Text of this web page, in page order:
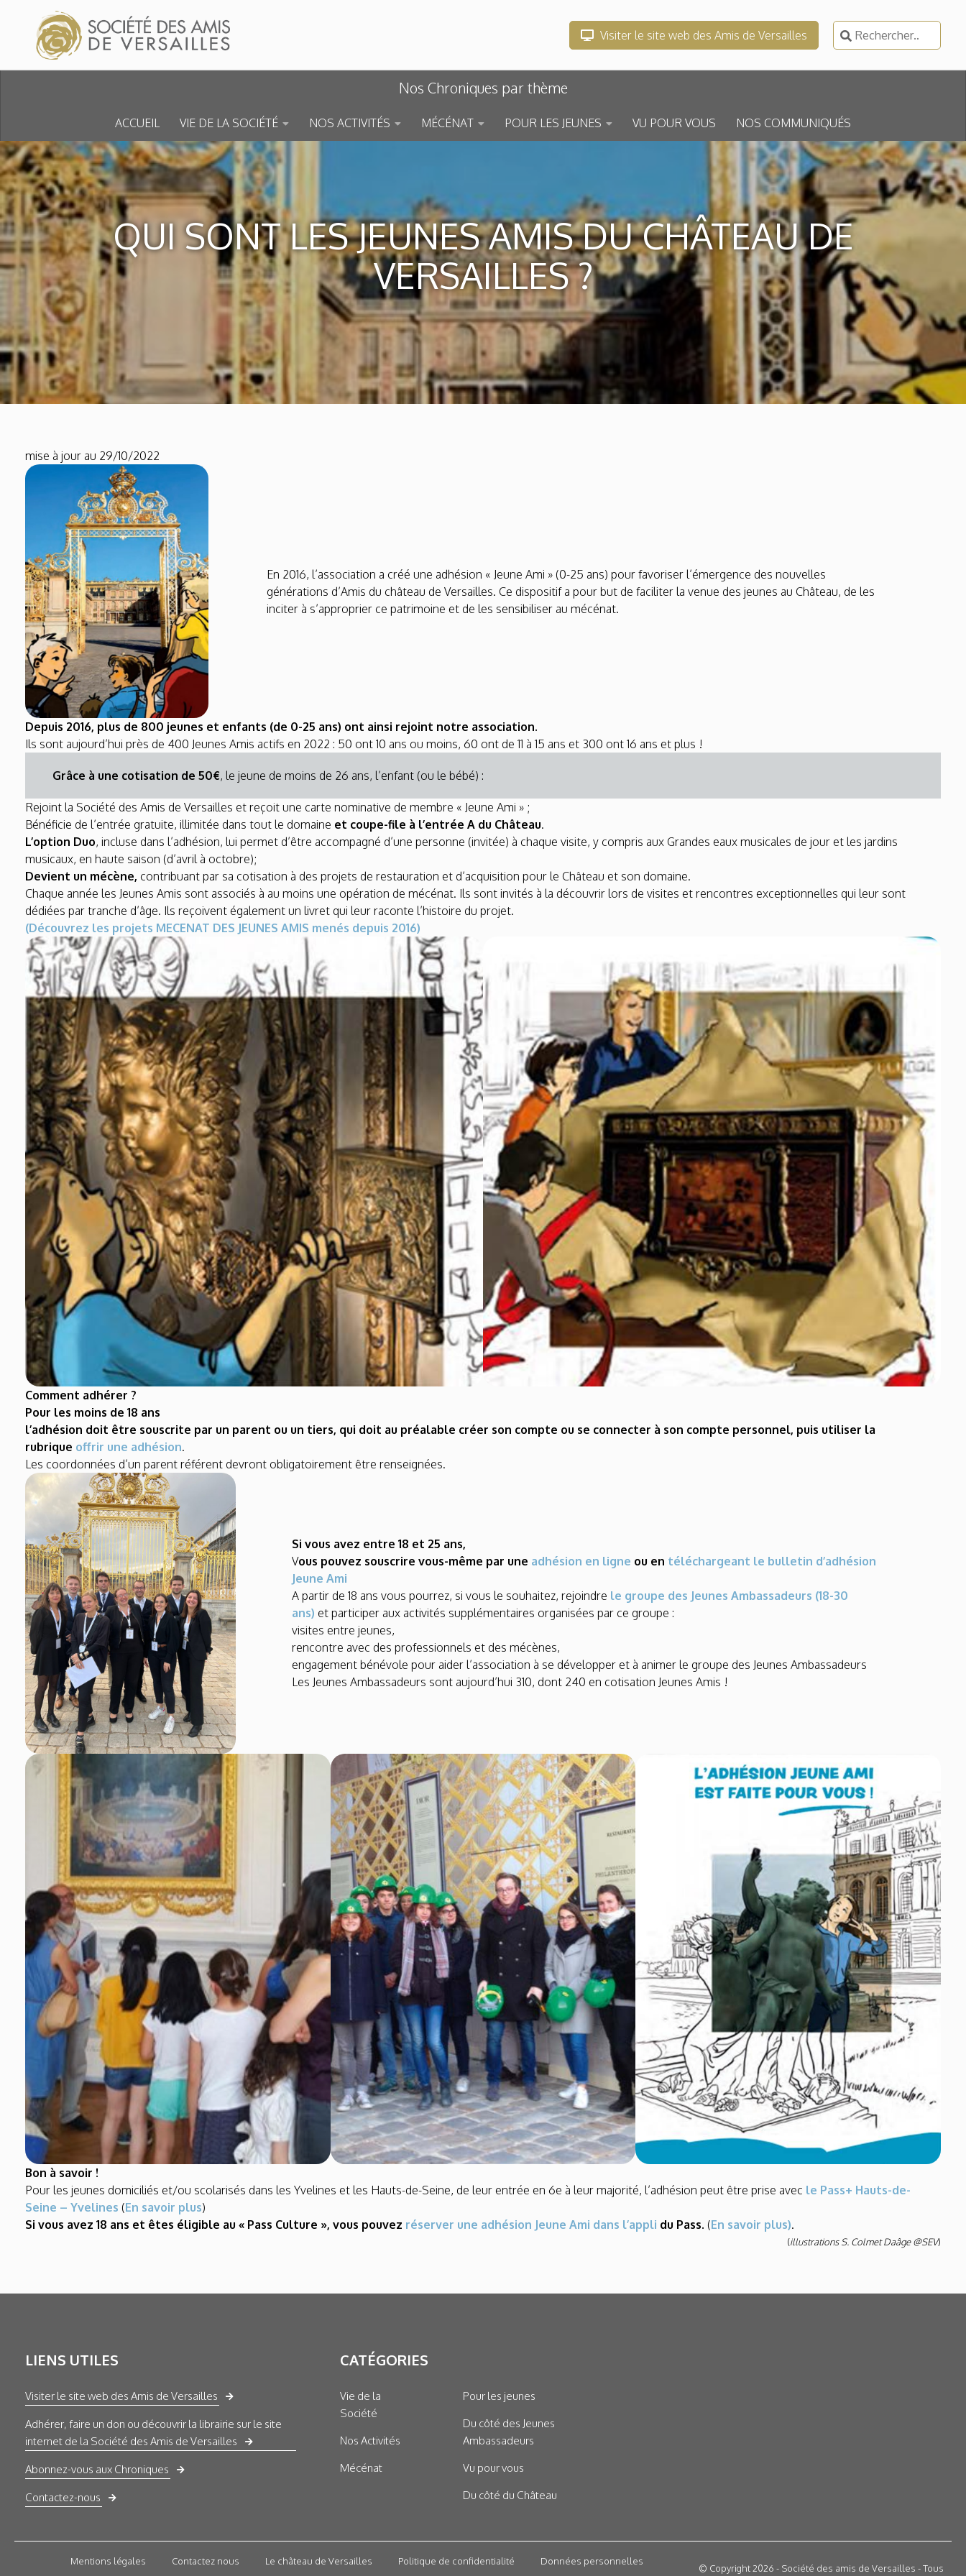
Skip to content
Visiter le site web des Amis de Versailles
Rechercher :
Nos Chroniques par thème
ACCUEIL VIE DE LA SOCIÉTÉ NOS ACTIVITÉS MÉCÉNAT POUR LES JEUNES VU POUR VOUS NOS COMMUNIQUÉS
QUI SONT LES JEUNES AMIS DU CHÂTEAU DE
VERSAILLES ?
mise à jour au 29/10/2022
En 2016, l’association a créé une adhésion « Jeune Ami » (0-25 ans) pour favoriser l’émergence des nouvelles
générations d’Amis du château de Versailles. Ce dispositif a pour but de faciliter la venue des jeunes au Château, de les
inciter à s’approprier ce patrimoine et de les sensibiliser au mécénat.
Depuis 2016, plus de 800 jeunes et enfants (de 0-25 ans) ont ainsi rejoint notre association.
Ils sont aujourd’hui près de 400 Jeunes Amis actifs en 2022 : 50 ont 10 ans ou moins, 60 ont de 11 à 15 ans et 300 ont 16 ans et plus !
Grâce à une cotisation de 50€, le jeune de moins de 26 ans, l’enfant (ou le bébé) :
Rejoint la Société des Amis de Versailles et reçoit une carte nominative de membre « Jeune Ami » ;
Bénéficie de l’entrée gratuite, illimitée dans tout le domaine et coupe-file à l’entrée A du Château.
L’option Duo, incluse dans l’adhésion, lui permet d’être accompagné d’une personne (invitée) à chaque visite, y compris aux Grandes eaux musicales de jour et les jardins
musicaux, en haute saison (d’avril à octobre);
Devient un mécène, contribuant par sa cotisation à des projets de restauration et d’acquisition pour le Château et son domaine.
Chaque année les Jeunes Amis sont associés à au moins une opération de mécénat. Ils sont invités à la découvrir lors de visites et rencontres exceptionnelles qui leur sont
dédiées par tranche d’âge. Ils reçoivent également un livret qui leur raconte l’histoire du projet.
(Découvrez les projets MECENAT DES JEUNES AMIS menés depuis 2016)
Comment adhérer ?
Pour les moins de 18 ans
l’adhésion doit être souscrite par un parent ou un tiers, qui doit au préalable créer son compte ou se connecter à son compte personnel, puis utiliser la
rubrique offrir une adhésion.
Les coordonnées d’un parent référent devront obligatoirement être renseignées.
Si vous avez entre 18 et 25 ans,
Vous pouvez souscrire vous-même par une adhésion en ligne ou en téléchargeant le bulletin d’adhésion
Jeune Ami
A partir de 18 ans vous pourrez, si vous le souhaitez, rejoindre le groupe des Jeunes Ambassadeurs (18-30
ans) et participer aux activités supplémentaires organisées par ce groupe :
visites entre jeunes,
rencontre avec des professionnels et des mécènes,
engagement bénévole pour aider l’association à se développer et à animer le groupe des Jeunes Ambassadeurs
Les Jeunes Ambassadeurs sont aujourd’hui 310, dont 240 en cotisation Jeunes Amis !
Bon à savoir !
Pour les jeunes domiciliés et/ou scolarisés dans les Yvelines et les Hauts-de-Seine, de leur entrée en 6e à leur majorité, l’adhésion peut être prise avec le Pass+ Hauts-de-
Seine – Yvelines (En savoir plus)
Si vous avez 18 ans et êtes éligible au « Pass Culture », vous pouvez réserver une adhésion Jeune Ami dans l’appli du Pass. (En savoir plus).
(illustrations S. Colmet Daâge @SEV)
LIENS UTILES
Visiter le site web des Amis de Versailles
Adhérer, faire un don ou découvrir la librairie sur le site
internet de la Société des Amis de Versailles
Abonnez-vous aux Chroniques
Contactez-nous
CATÉGORIES
Vie de la
Société
Nos Activités
Mécénat
Pour les jeunes
Du côté des Jeunes
Ambassadeurs
Vu pour vous
Du côté du Château
Mentions légales Contactez nous Le château de Versailles Politique de confidentialité Données personnelles
© Copyright 2026 - Société des amis de Versailles - Tous